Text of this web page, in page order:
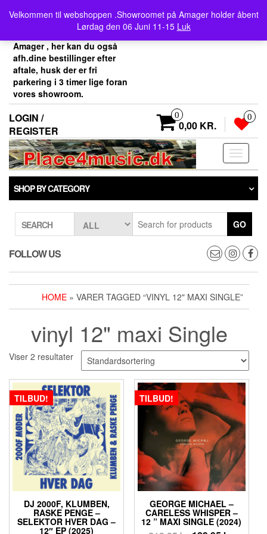
content
Velkommen til webshoppen .Showroomet på Amager holder åbent
Lørdag den 06 Juni 11-15 Luk
Velkommen her i
Place4music`s webshop .
Vores showroom ligger på
Amager , her kan du også
afh.dine bestillinger efter
aftale, husk der er fri
parkering i 3 timer lige foran
vores showroom.
LOGIN /
REGISTER
0
0,00 KR.
0
Toggle
SHOP BY CATEGORY
SEARCH GO
FOLLOW US
HOME » VARER TAGGED “VINYL 12" MAXI SINGLE”
vinyl 12" maxi Single
Viser 2 resultater
TILBUD!
DJ 2000F, KLUMBEN,
RASKE PENGE –
SELEKTOR HVER DAG –
12″ EP (2025)
TILBUD!
GEORGE MICHAEL ‎–
CARELESS WHISPER –
12 ” MAXI SINGLE (2024)